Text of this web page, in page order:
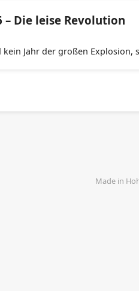
– Die leise Revolution
kein Jahr der großen Explosion,
Made in